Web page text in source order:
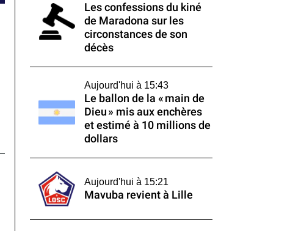
Les confessions du kiné
de Maradona sur les
circonstances de son
décès
Aujourd'hui à 15:43
Le ballon de la « main de
Dieu » mis aux enchères
et estimé à 10 millions de
dollars
Aujourd'hui à 15:21
Mavuba revient à Lille